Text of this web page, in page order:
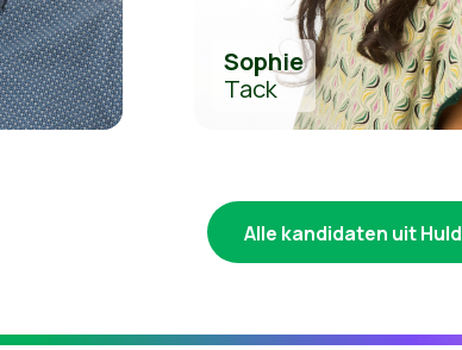
Sophie
Tack
Alle kandidaten uit